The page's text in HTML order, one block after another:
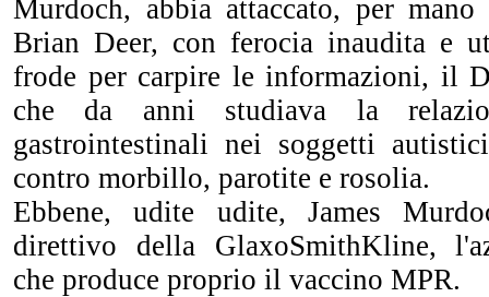
Murdoch, abbia attaccato, per
Brian Deer, con ferocia inaudita e
frode per carpire le informazioni, il
che da anni studiava la
gastrointestinali nei soggetti
contro morbillo, parotite e rosolia.
Ebbene, udite udite, James
direttivo della GlaxoSmithKline,
che produce proprio il vaccino MPR.